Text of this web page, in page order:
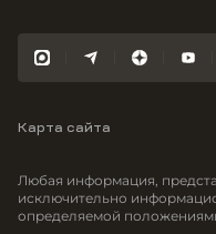
Флора
Отражение
Моретта
Вместе
3-комнатную
100% оплата
Карьера
Карта сайта
Любая информация,
исключительно
определяемой